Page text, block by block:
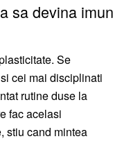
sa devina imun
Se
cei mai disciplinati
rutine duse la
fac acelasi
stiu cand mintea